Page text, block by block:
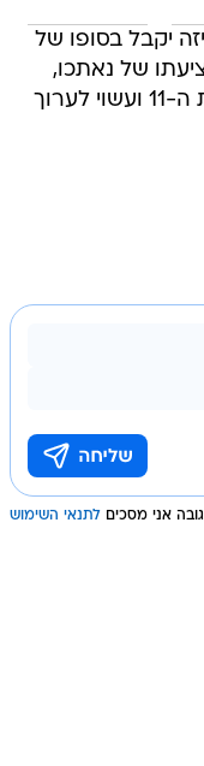
יקבל בסופו של
של נאתכו,
כשגם אביב אברהם נמצא בתמונת ה-11 ועשוי לערוך
אני מסכים לתנאי השימוש